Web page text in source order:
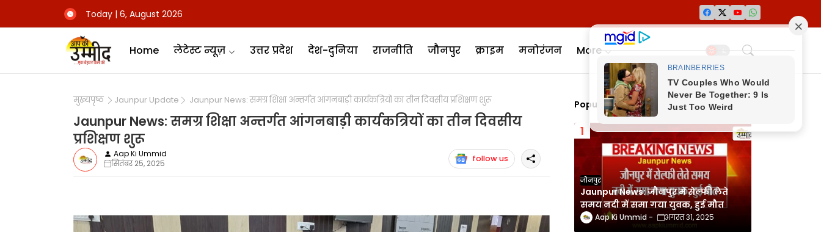
Today | 6, August 2026
Home लेटेस्ट न्यूज़ उत्तर प्रदेश देश-दुनिया राजनीति जौनपुर क्राइम मनोरंजन More
मुख्यपृष्ठ Jaunpur Update Jaunpur News: समग्र शिक्षा अन्तर्गत आंगनबाड़ी कार्यकत्रियों का तीन दिवसीय प्रशिक्षण शुरू
Jaunpur News: समग्र शिक्षा अन्तर्गत आंगनबाड़ी कार्यकत्रियों का तीन दिवसीय
प्रशिक्षण शुरू
Aap Ki Ummid
सितंबर 25, 2025
follow us
Popular Posts
जौनपुर
Jaunpur News: जौनपुर में सेल्फी लेते
समय नदी में समा गया युवक, हुई मौत
Aap Ki Ummid अगस्त 31, 2025